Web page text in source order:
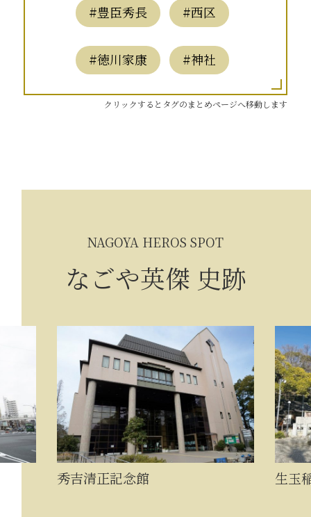
#豊臣秀長 #西区
#徳川家康 #神社
クリックするとタグのまとめページへ移動します
NAGOYA HEROS SPOT
なごや英傑 史跡